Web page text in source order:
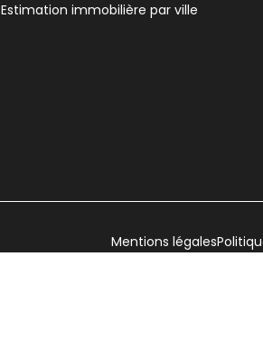
Estimation immobilière par ville
Mentions légales